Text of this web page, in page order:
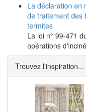
La déclaration en
de traitement des
termites
La loi n° 99-471
opérations
Trouvez l'inspiration...